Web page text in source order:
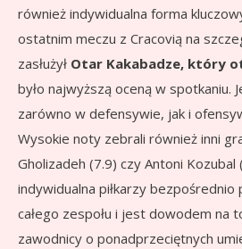
również indywidualna forma
ostatnim meczu z Cracovią na
zasłużył Otar Kakabadze, który
było najwyższą oceną w spotkaniu.
zarówno w defensywie, jak i
Wysokie noty zebrali również inni
Gholizadeh (7.9) czy Antoni Kozubal
indywidualna piłkarzy bezpośrednio
całego zespołu i jest dowodem na
zawodnicy o ponadprzeciętnych